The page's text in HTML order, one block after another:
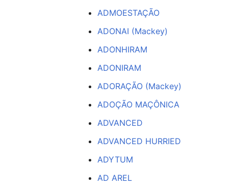
ADMOESTAÇÃO
ADONAI (Mackey)
ADONHIRAM
ADONIRAM
ADORAÇÃO (Mackey)
ADOÇÃO MAÇÔNICA
ADVANCED
ADVANCED HURRIED
ADYTUM
AD AREL